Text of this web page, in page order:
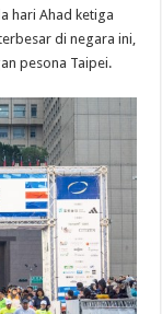
hari Ahad ketiga
di negara ini,
pesona Taipei.